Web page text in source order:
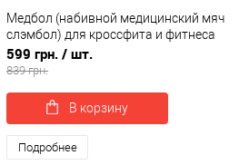
Медбол (набивной медицинский мяч
слэмбол) для кроссфита и фитнеса
OSPORT Lite 5 кг (OF-0183)
599 грн. / шт.
839 грн.
В корзину
Подробнее